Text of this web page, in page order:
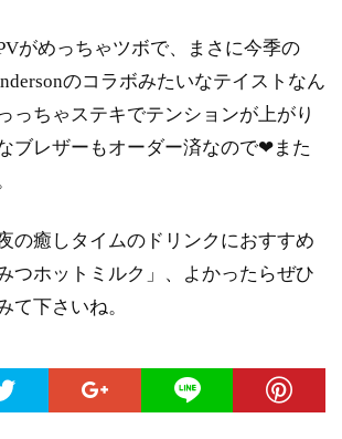
がめっちゃツボで、まさに今季の
のコラボみたいなテイストなん
っちゃステキでテンションが上がり
ブレザーもオーダー済なので❤また
の癒しタイムのドリンクにおすすめ
つホットミルク」、よかったらぜひ
て下さいね。